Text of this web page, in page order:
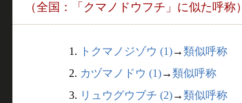
（全国：「クマノドウフチ」に似た呼称）
1. トクマノジゾウ (1)→類似呼称
2. カヅマノドウ (1)→類似呼称
3. リュウグウブチ (2)→類似呼称